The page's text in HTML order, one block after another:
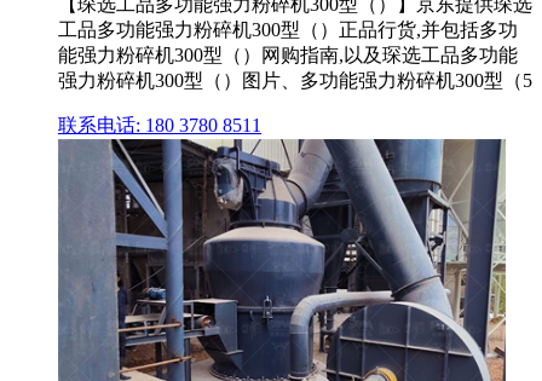
工品多功能强力粉碎机300型（）正品行货,并包括多功
能强力粉碎机300型（）网购指南,以及琛选工品多功能
强力粉碎机300型（）图片、多功能强力粉碎机300型（5
联系电话: 180 3780 8511